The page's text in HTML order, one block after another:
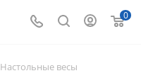
0
Настольные весы